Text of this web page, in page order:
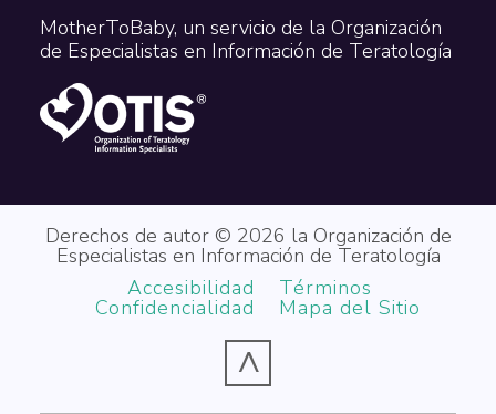
MotherToBaby, un servicio de la Organización
de Especialistas en Información de Teratología
Derechos de autor © 2026 la Organización de
Especialistas en Información de Teratología
Accesibilidad
Términos
Confidencialidad Mapa del Sitio
^